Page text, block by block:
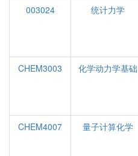
003024
统计力学
CHEM3003
化学动力学基础
CHEM4007
量子计算化学